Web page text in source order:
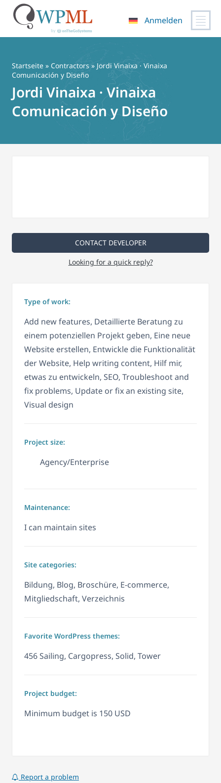
springen
Anmelden
Startseite » Contractors» Jordi Vinaixa · Vinaixa
Comunicación y Diseño
Jordi Vinaixa · Vinaixa
Comunicación y Diseño
CONTACT DEVELOPER
Looking for a quick reply?
Type of work:
Add new features, Detaillierte Beratung zu
einem potenziellen Projekt geben, Eine neue
Website erstellen, Entwickle die Funktionalität
der Website, Help writing content, Hilf mir,
etwas zu entwickeln, SEO, Troubleshoot and
fix problems, Update or fix an existing site,
Visual design
Project size:
Agency/Enterprise
Maintenance:
I can maintain sites
Site categories:
Bildung, Blog, Broschüre, E-commerce,
Mitgliedschaft, Verzeichnis
Favorite WordPress themes:
456 Sailing, Cargopress, Solid, Tower
Project budget:
Minimum budget is 150 USD
Report a problem